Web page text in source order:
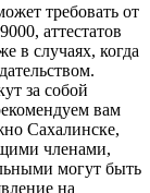
требовать от
аттестатов
в случаях, когда
за собой
вам
Сахалинске,
членами,
могут быть
на